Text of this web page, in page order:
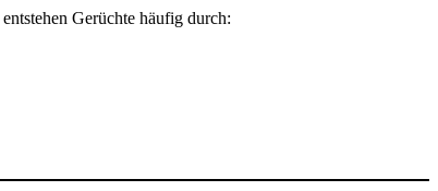
entstehen Gerüchte häufig durch: